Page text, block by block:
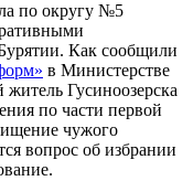
по округу №5
Как сообщили
в Министерстве
Гусиноозерска
по части первой
чужого
вопрос об избрании